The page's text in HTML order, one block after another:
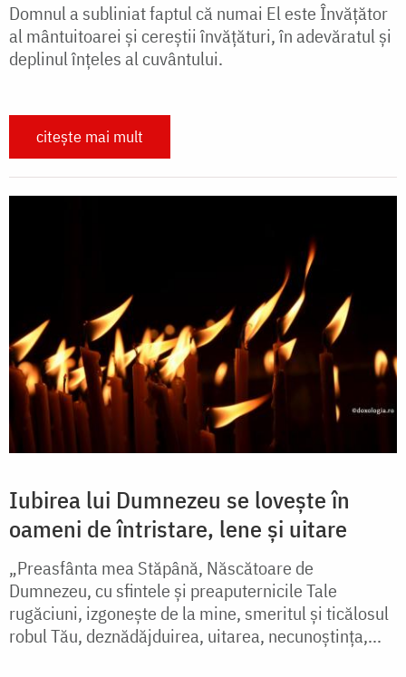
Domnul a subliniat faptul că numai El este Învățător
al mântuitoarei și cereștii învățături, în adevăratul și
deplinul înțeles al cuvântului.
citește mai mult
Iubirea lui Dumnezeu se lovește în
oameni de întristare, lene și uitare
„Preasfânta mea Stăpână, Născătoare de
Dumnezeu, cu sfintele şi preaputernicile Tale
rugăciuni, izgoneşte de la mine, smeritul şi ticălosul
robul Tău, deznădăjduirea, uitarea, necunoştinţa,...